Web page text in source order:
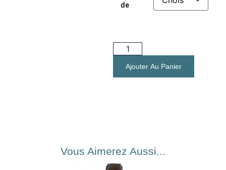
de
Ajouter Au Panier
Vous Aimerez Aussi...